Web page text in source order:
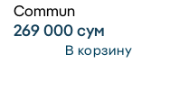
Commun
269 000сум
В корзину